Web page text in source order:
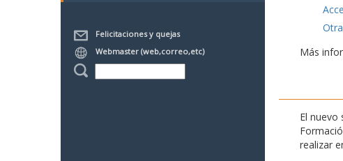
Felicitaciones y quejas
Webmaster (web,correo,etc)
Más
El nuevo
realizar